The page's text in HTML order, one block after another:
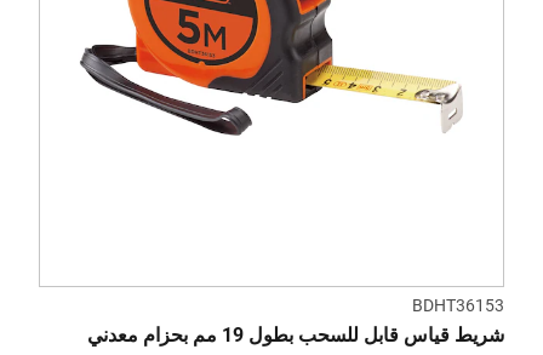
BDHT36153
شريط قياس قابل للسحب بطول 19 مم بحزام معدني